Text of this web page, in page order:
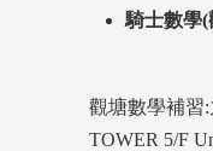
騎士數學(
觀塘數學補習
TOWER 5/F